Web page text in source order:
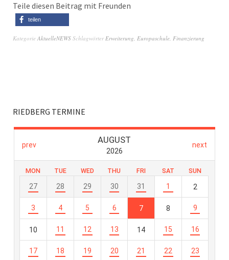
Teile diesen Beitrag mit Freunden
teilen
Kategorie AktuelleNEWS SchlagwörterErweiterung, Europaschule, Finanzierung
RIEDBERG TERMINE